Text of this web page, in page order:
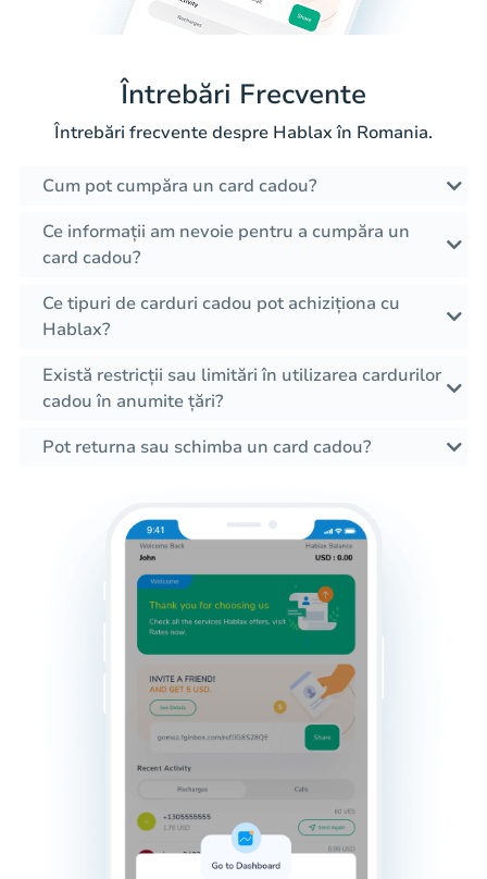
Întrebări Frecvente
Întrebări frecvente despre Hablax în Romania.
Cum pot cumpăra un card cadou?
Ce informații am nevoie pentru a cumpăra un
card cadou?
Ce tipuri de carduri cadou pot achiziționa cu
Hablax?
Există restricții sau limitări în utilizarea cardurilor
cadou în anumite țări?
Pot returna sau schimba un card cadou?